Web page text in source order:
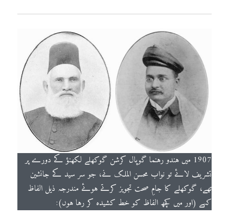
1907 میں ہندو رہنما گوپال کرشن گوکھلے لکھنؤ کے دورے پر
تشریف لائے تو نواب محسن الملک نے، جو سر سید کے جانشین
تھے، گوکھلے کا جامِ صحت تجویز کرتے ہوئے مندرجہ ذیل الفاظ
کہے (اور میں کچھ الفاظ کو خط کشیدہ کر رہا ہوں):